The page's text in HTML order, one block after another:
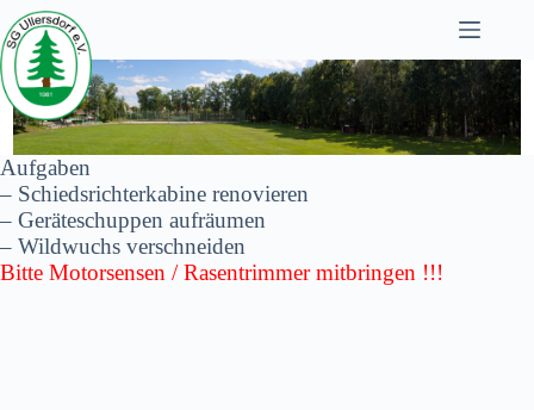
Zum
Inhalt
springen
Aufgaben
– Schiedsrichterkabine renovieren
– Geräteschuppen aufräumen
– Wildwuchs verschneiden
Bitte Motorsensen / Rasentrimmer mitbringen !!!